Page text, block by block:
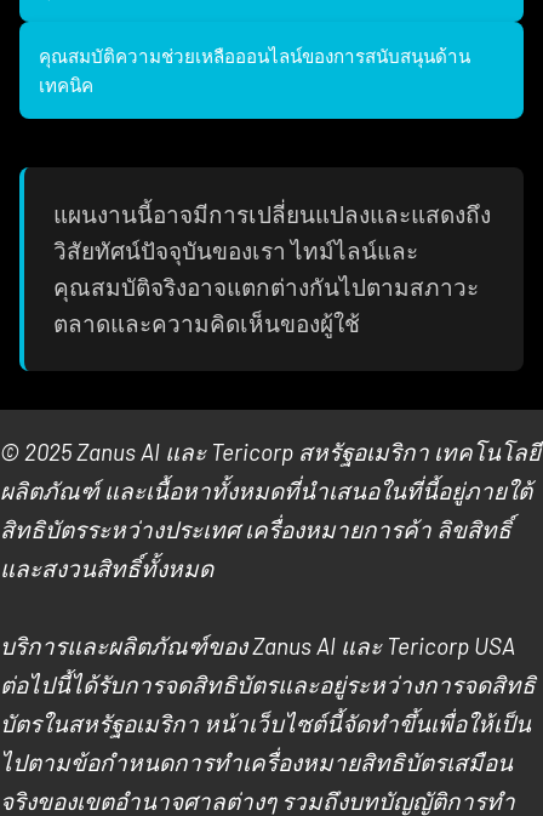
คุณสมบัติความช่วยเหลือออนไลน์ของการสนับสนุนด้าน
เทคนิค
แผนงานนี้อาจมีการเปลี่ยนแปลงและแสดงถึง
วิสัยทัศน์ปัจจุบันของเรา ไทม์ไลน์และ
คุณสมบัติจริงอาจแตกต่างกันไปตามสภาวะ
ตลาดและความคิดเห็นของผู้ใช้
© 2025 Zanus AI และ Tericorp สหรัฐอเมริกา เทคโนโลยี
ผลิตภัณฑ์ และเนื้อหาทั้งหมดที่นําเสนอในที่นี้อยู่ภายใต้
สิทธิบัตรระหว่างประเทศ เครื่องหมายการค้า ลิขสิทธิ์
และสงวนสิทธิ์ทั้งหมด
บริการและผลิตภัณฑ์ของ Zanus AI และ Tericorp USA
ต่อไปนี้ได้รับการจดสิทธิบัตรและอยู่ระหว่างการจดสิทธิ
บัตรในสหรัฐอเมริกา หน้าเว็บไซต์นี้จัดทําขึ้นเพื่อให้เป็น
ไปตามข้อกําหนดการทําเครื่องหมายสิทธิบัตรเสมือน
จริงของเขตอํานาจศาลต่างๆ รวมถึงบทบัญญัติการทํา